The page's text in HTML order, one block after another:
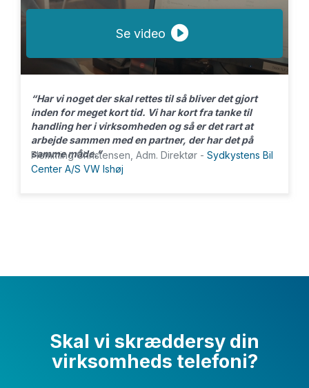
Se video
“Har vi noget der skal rettes til så bliver det gjort
inden for meget kort tid. Vi har kort fra tanke til
handling her i virksomheden og så er det rart at
arbejde sammen med en partner, der har det på
samme måde.”
Flemming Christensen, Adm. Direktør - Sydkystens Bil
Center A/S VW Ishøj
Skal vi skræddersy din
virksomheds telefoni?